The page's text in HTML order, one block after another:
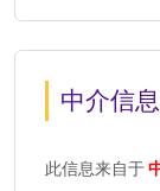
中介信息
此信息来自于